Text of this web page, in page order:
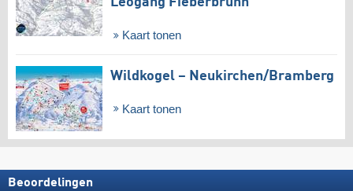
Kaart tonen
Wildkogel – Neukirchen/​Bramberg
Kaart tonen
Beoordelingen